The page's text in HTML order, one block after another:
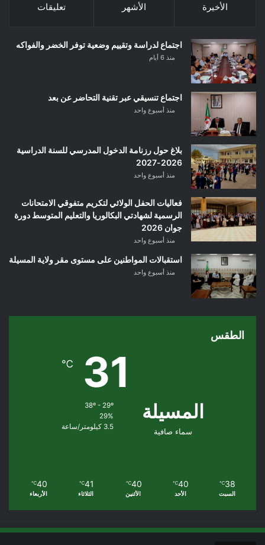
الأخيرة الأشهر تعليقات
اجتماع لدراسة وتقييم وضعية توفر الخضر والفواكه
منذ 6 أيام
اجتماع تنسيقي عبر تقنية التحاضر عن بعد
منذ أسبوع واحد
بلاغ حول رزنامة الدخول المدرسي للسنة الدراسية
2026-2027
منذ أسبوع واحد
فعاليات الحفل الولائي لتكريم متفوقي الامتحانات
الرسمية لشهادتي البكالوريا والتعليم المتوسط دورة
جوان 2026
منذ أسبوع واحد
استقبالات المواطنين على مستوى مقر ولاية المسيلة
منذ أسبوع واحد
الطقس
المسيلة
سماء صافية
31
℃
38º - 29º
29%
3.5 كيلومتر/ساعة
38
℃
السبت
40
℃
الأحد
40
℃
الأثنين
41
℃
الثلاثاء
40
℃
الأربعاء